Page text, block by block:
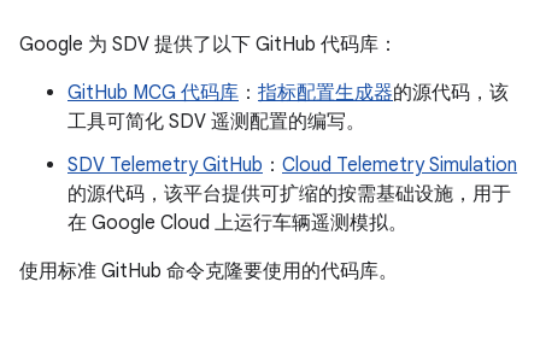
Google 为 SDV 提供了以下 GitHub 代码库：
GitHub MCG 代码库 ： 指标配置生成器的源代码，该
工具可简化 SDV 遥测配置的编写。
SDV Telemetry GitHub ： Cloud Telemetry Simulation
的源代码，该平台提供可扩缩的按需基础设施，用于
在 Google Cloud 上运行车辆遥测模拟。
使用标准 GitHub 命令克隆要使用的代码库。